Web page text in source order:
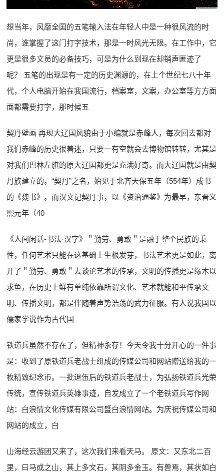
想当年，风靡全国的五笔输入法在年轻人中是一种很风流的时
尚，谁掌握了这门打字技术，那是一时风光无限。在工作中，它
更是很多文员的必备技巧，可是为什么到现在却销声匿迹了
呢？ 五笔的出现是有一定的历史渊源的，在上个世纪七八十年
代，个人电脑开始在我国流行，档案室，文案，办公室等方方面
面都需要打字，那时候五
契丹壁画 再现大辽国风貌由于小编就是赤峰人，每次回去都对
我们赤峰的历史很着迷，只要一有空就会去博物馆转转，尤其是
对我们巴林左旗的原大辽国都更是充满好奇。而大辽国就是由契
丹族建立的。“契丹”之名，始见于北齐天保五年（554年）成书
的《魏书》。而汉文记契丹事，以《资治通鉴》为最早，东晋义
熙元年（40
《人间闲话-书法·汉字》＂勤劳、勇敢＂是融于整个民族的秉
性，任何艺术只能在这基础上生根发芽，书法艺术更是如此，离
开了＂勤劳、勇敢＂去谈论艺术的传承，文明的传播更是缘木以
求鱼，在历史上鲜有单纯依靠所谓文化、艺术就能和平传承文
明、传播文明，都是伴随着声势浩荡的武力征服。有人说我国以
儒家学说作为古代国
铁道兵虽然不存在了，但精神永存！今天令我十分开心的一件事
是：收到了原铁道兵老战士组成的传媒公司和网站赠送给我的一
枚精致纪念币。一批退伍后的铁道兵老战士，为弘扬铁道兵光荣
传统，宣传铁道兵英雄事迹，自发成立了一个老铁道兵写作网
站：白浪情文化传媒有限公司暨白浪情网站。为庆祝传媒公司和
网站的成立，白
山海经云游团又来了，这次我们来看天马。 原文：又东北二百
里，曰马成之山，其上多文石，其阴多金玉。有兽焉，其状如白